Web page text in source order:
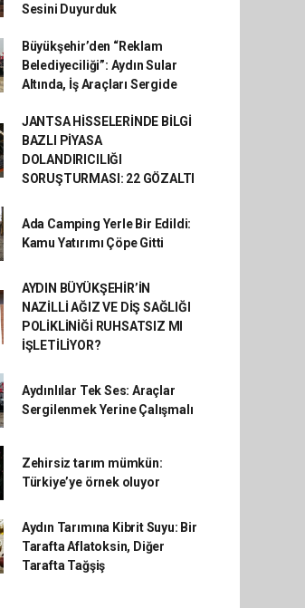
Sesini Duyurduk
Büyükşehir’den “Reklam
Belediyeciliği”: Aydın Sular
Altında, İş Araçları Sergide
JANTSA HİSSELERİNDE BİLGİ
BAZLI PİYASA
DOLANDIRICILIĞI
SORUŞTURMASI: 22 GÖZALTI
Ada Camping Yerle Bir Edildi:
Kamu Yatırımı Çöpe Gitti
AYDIN BÜYÜKŞEHİR’İN
NAZİLLİ AĞIZ VE DİŞ SAĞLIĞI
POLİKLİNİĞİ RUHSATSIZ MI
İŞLETİLİYOR?
Aydınlılar Tek Ses: Araçlar
Sergilenmek Yerine Çalışmalı
Zehirsiz tarım mümkün:
Türkiye’ye örnek oluyor
Aydın Tarımına Kibrit Suyu: Bir
Tarafta Aflatoksin, Diğer
Tarafta Tağşiş